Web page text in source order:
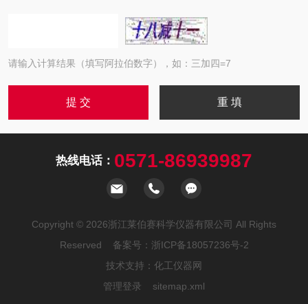
请输入计算结果（填写阿拉伯数字），如：三加四=7
热线电话： 0571-86939987
Copyright © 2026浙江莱伯赛科学仪器有限公司 All Rights
Reserved 备案号： 浙ICP备18057236号-2
技术支持： 化工仪器网
管理登录
sitemap.xml